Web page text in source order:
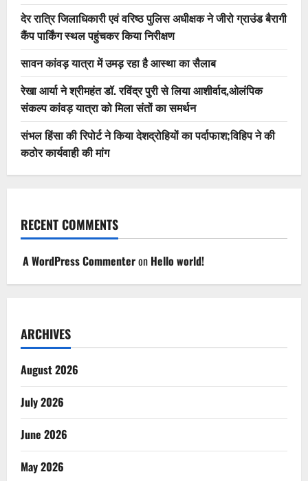
देर रात्रि जिलाधिकारी एवं वरिष्ठ पुलिस अधीक्षक ने जीरो ग्राउंड बैरागी
कैंप पार्किंग स्थल पहुंचकर किया निरीक्षण
सावन कांवड़ यात्रा में उमड़ रहा है आस्था का सैलाब
रेखा आर्या ने श्रीमहंत डॉ. रविंद्र पुरी से लिया आशीर्वाद,ओलंपिक
संकल्प कांवड़ यात्रा को मिला संतों का समर्थन
संभल हिंसा की रिपोर्ट ने किया देशद्रोहियों का पर्दाफाश;विहिप ने की
कठोर कार्यवाही की मांग
RECENT COMMENTS
A WordPress Commenteron Hello world!
ARCHIVES
August 2026
July 2026
June 2026
May 2026